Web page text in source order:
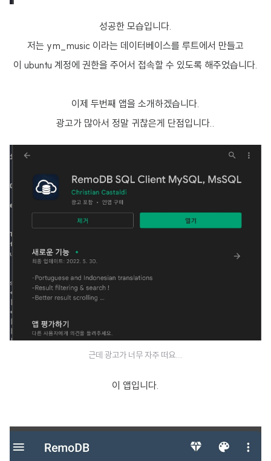
성공한 모습입니다.
저는 ym_music 이라는 데이터베이스를 루트에서 만들고
이 ubuntu 계정에 권한을 주어서 접속할 수 있도록 해주었습니다.
이제 두번째 앱을 소개하겠습니다.
광고가 많아서 정말 귀찮은게 단점입니다..
근데 광고가 너무 자주 떠요....
이 앱입니다.